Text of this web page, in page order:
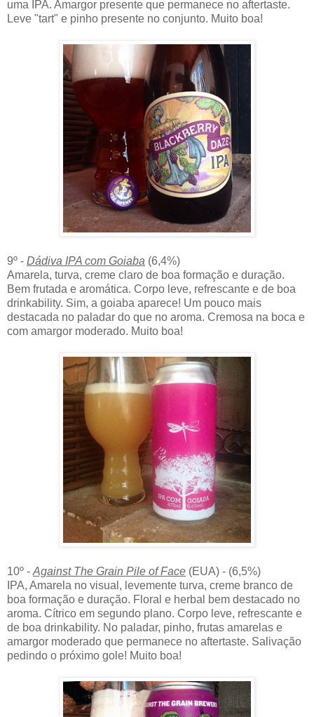
uma IPA. Amargor presente que permanece no aftertaste.
Leve "tart" e pinho presente no conjunto. Muito boa!
9º - Dádiva IPA com Goiaba (6,4%)
Amarela, turva, creme claro de boa formação e duração.
Bem frutada e aromática. Corpo leve, refrescante e de boa
drinkability. Sim, a goiaba aparece! Um pouco mais
destacada no paladar do que no aroma. Cremosa na boca e
com amargor moderado. Muito boa!
10º - Against The Grain Pile of Face (EUA) - (6,5%)
IPA, Amarela no visual, levemente turva, creme branco de
boa formação e duração. Floral e herbal bem destacado no
aroma. Cítrico em segundo plano. Corpo leve, refrescante e
de boa drinkability. No paladar, pinho, frutas amarelas e
amargor moderado que permanece no aftertaste. Salivação
pedindo o próximo gole! Muito boa!